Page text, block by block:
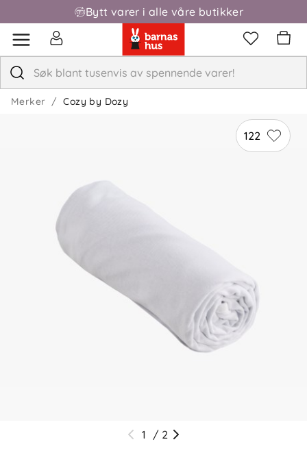
Bytt varer i alle våre butikker
Fri frakt over 1000,-
Merker Cozy by Dozy
122
1 / 2